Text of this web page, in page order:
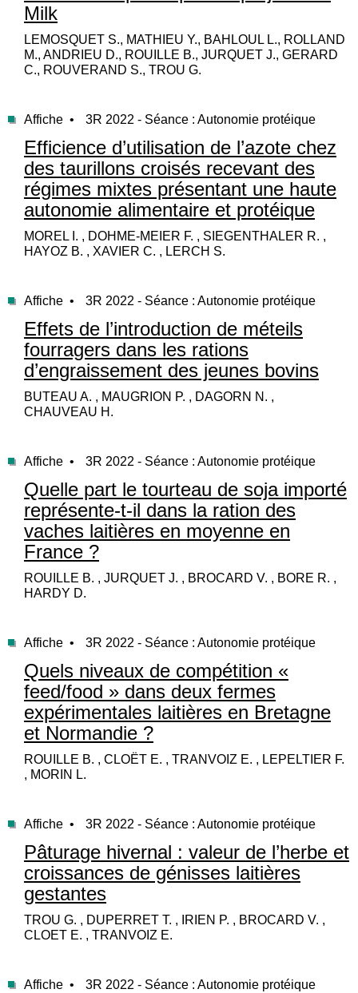
Milk
LEMOSQUET S., MATHIEU Y., BAHLOUL L., ROLLAND
M., ANDRIEU D., ROUILLE B., JURQUET J., GERARD
C., ROUVERAND S., TROU G.
Affiche • 3R 2022 - Séance : Autonomie protéique
Efficience d’utilisation de l’azote chez
des taurillons croisés recevant des
régimes mixtes présentant une haute
autonomie alimentaire et protéique
MOREL I. , DOHME-MEIER F. , SIEGENTHALER R. ,
HAYOZ B. , XAVIER C. , LERCH S.
Affiche • 3R 2022 - Séance : Autonomie protéique
Effets de l’introduction de méteils
fourragers dans les rations
d’engraissement des jeunes bovins
BUTEAU A. , MAUGRION P. , DAGORN N. ,
CHAUVEAU H.
Affiche • 3R 2022 - Séance : Autonomie protéique
Quelle part le tourteau de soja importé
représente-t-il dans la ration des
vaches laitières en moyenne en
France ?
ROUILLE B. , JURQUET J. , BROCARD V. , BORE R. ,
HARDY D.
Affiche • 3R 2022 - Séance : Autonomie protéique
Quels niveaux de compétition «
feed/food » dans deux fermes
expérimentales laitières en Bretagne
et Normandie ?
ROUILLE B. , CLOËT E. , TRANVOIZ E. , LEPELTIER F.
, MORIN L.
Affiche • 3R 2022 - Séance : Autonomie protéique
Pâturage hivernal : valeur de l’herbe et
croissances de génisses laitières
gestantes
TROU G. , DUPERRET T. , IRIEN P. , BROCARD V. ,
CLOET E. , TRANVOIZ E.
Affiche • 3R 2022 - Séance : Autonomie protéique